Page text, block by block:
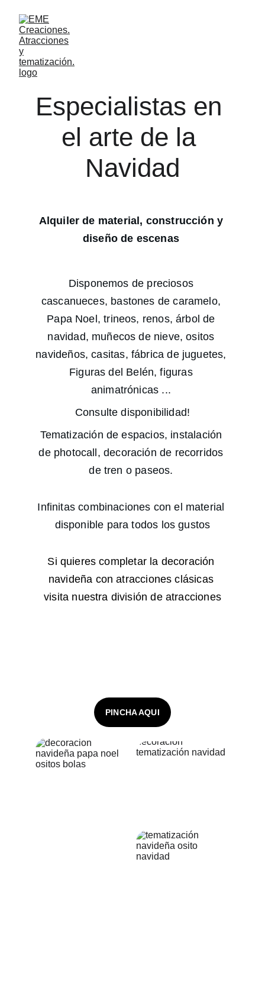
Especialistas en
el arte de la
Navidad
Alquiler de material, construcción y
diseño de escenas
Disponemos de preciosos
cascanueces, bastones de caramelo,
Papa Noel, trineos, renos, árbol de
navidad, muñecos de nieve, ositos
navideños, casitas, fábrica de juguetes,
Figuras del Belén, figuras
animatrónicas ...
Consulte disponibilidad!
Tematización de espacios, instalación
de photocall, decoración de recorridos
de tren o paseos.
Infinitas combinaciones con el material
disponible para todos los gustos
Si quieres completar la decoración
navideña con atracciones clásicas
visita nuestra división de atracciones
PINCHA AQUI